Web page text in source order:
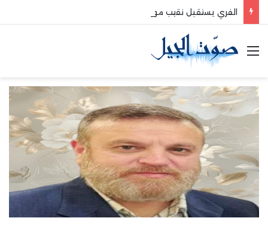
الفري يستقبل نقيب موظفي قاديشا
القائمة